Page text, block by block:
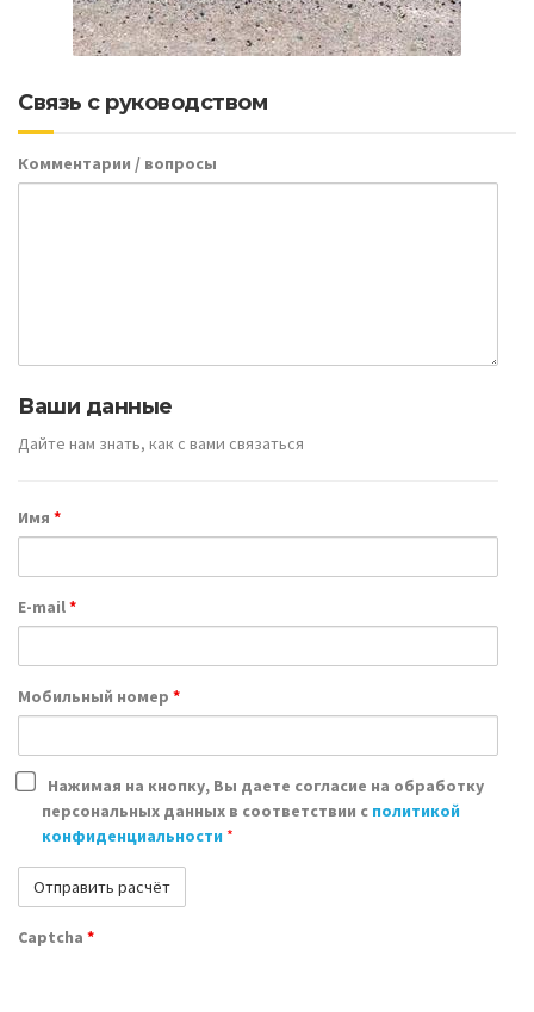
Связь с руководством
Комментарии / вопросы
Ваши данные
Дайте нам знать, как с вами связаться
Имя *
E-mail*
Мобильный номер *
Нажимая на кнопку, Вы даете согласие на обработку
персональных данных в соответствии с политикой
конфиденциальности *
Captcha *